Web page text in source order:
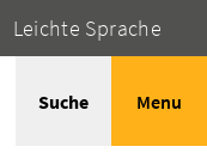
Leichte Sprache
Suche Menu